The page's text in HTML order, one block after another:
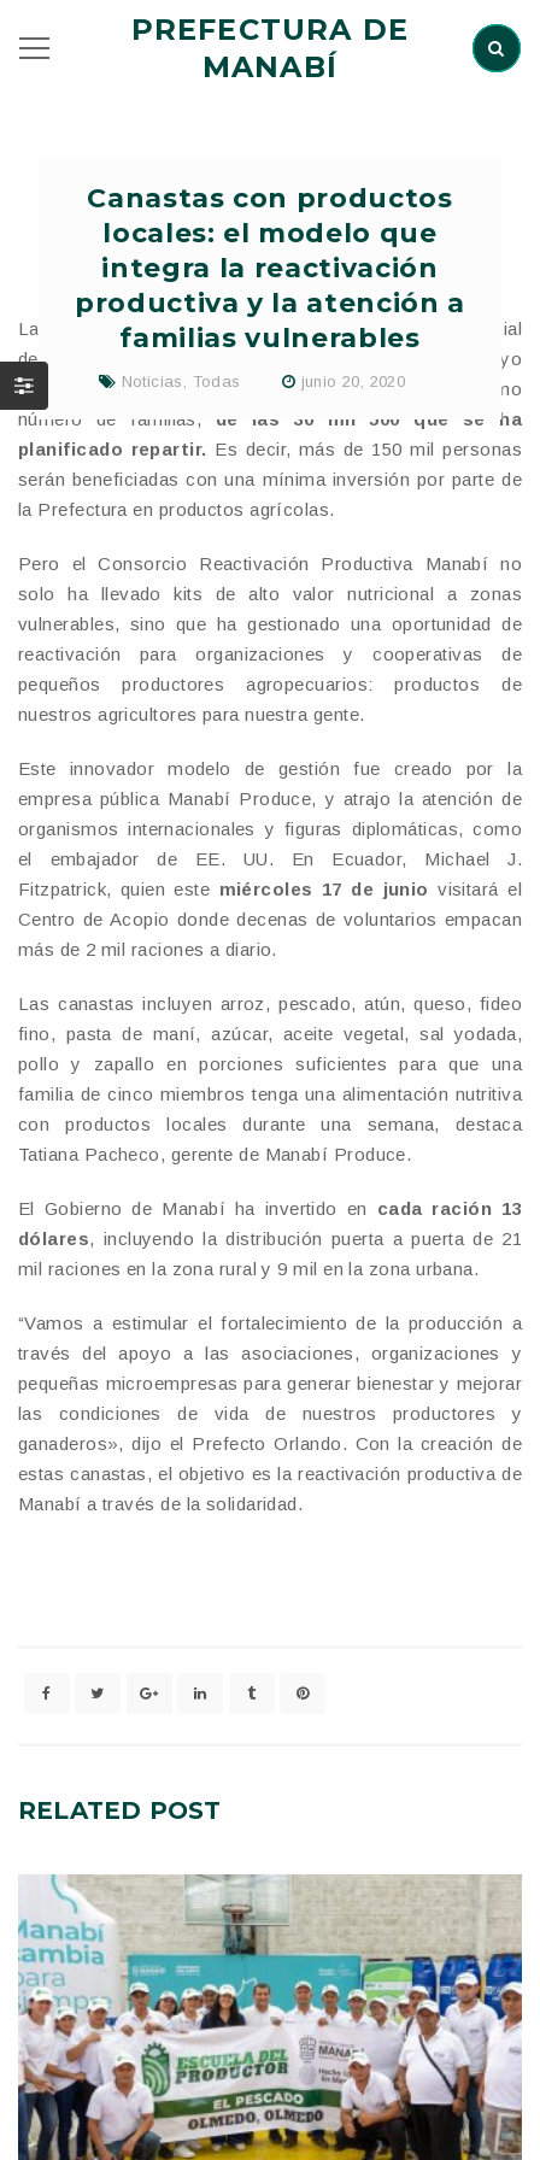
PREFECTURA DE
MANABÍ
Canastas con productos
locales: el modelo que
integra la reactivación
productiva y la atención a
familias vulnerables
Noticias Todas junio 20, 2020
La crisis global de la COVID-19 demostró el papel esencial
de la alimentación. Una prioridad para Manabí, cuyo
gobierno provincial ha entregado 15 mil canastas al mismo
número de familias, de las 30 mil 500 que se ha
planificado repartir. Es decir, más de 150 mil personas
serán beneficiadas con una mínima inversión por parte de
la Prefectura en productos agrícolas.
Pero el Consorcio Reactivación Productiva Manabí no
solo ha llevado kits de alto valor nutricional a zonas
vulnerables, sino que ha gestionado una oportunidad de
reactivación para organizaciones y cooperativas de
pequeños productores agropecuarios: productos de
nuestros agricultores para nuestra gente.
Este innovador modelo de gestión fue creado por la
empresa pública Manabí Produce, y atrajo la atención de
organismos internacionales y figuras diplomáticas, como
el embajador de EE. UU. En Ecuador, Michael J.
Fitzpatrick, quien este miércoles 17 de junio visitará el
Centro de Acopio donde decenas de voluntarios empacan
más de 2 mil raciones a diario.
Las canastas incluyen arroz, pescado, atún, queso, fideo
fino, pasta de maní, azúcar, aceite vegetal, sal yodada,
pollo y zapallo en porciones suficientes para que una
familia de cinco miembros tenga una alimentación nutritiva
con productos locales durante una semana, destaca
Tatiana Pacheco, gerente de Manabí Produce.
El Gobierno de Manabí ha invertido en cada ración 13
dólares, incluyendo la distribución puerta a puerta de 21
mil raciones en la zona rural y 9 mil en la zona urbana.
“Vamos a estimular el fortalecimiento de la producción a
través del apoyo a las asociaciones, organizaciones y
pequeñas microempresas para generar bienestar y mejorar
las condiciones de vida de nuestros productores y
ganaderos», dijo el Prefecto Orlando. Con la creación de
estas canastas, el objetivo es la reactivación productiva de
Manabí a través de la solidaridad.
RELATED POST